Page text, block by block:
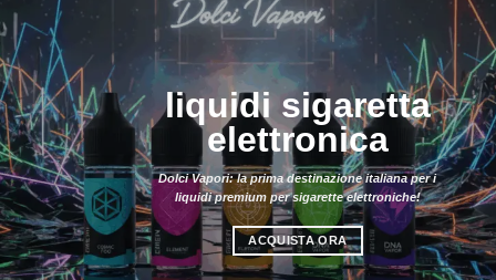
liquidi sigaretta
elettronica
Dolci Vapori: la prima destinazione italiana per i
liquidi premium per sigarette elettroniche!
ACQUISTA ORA